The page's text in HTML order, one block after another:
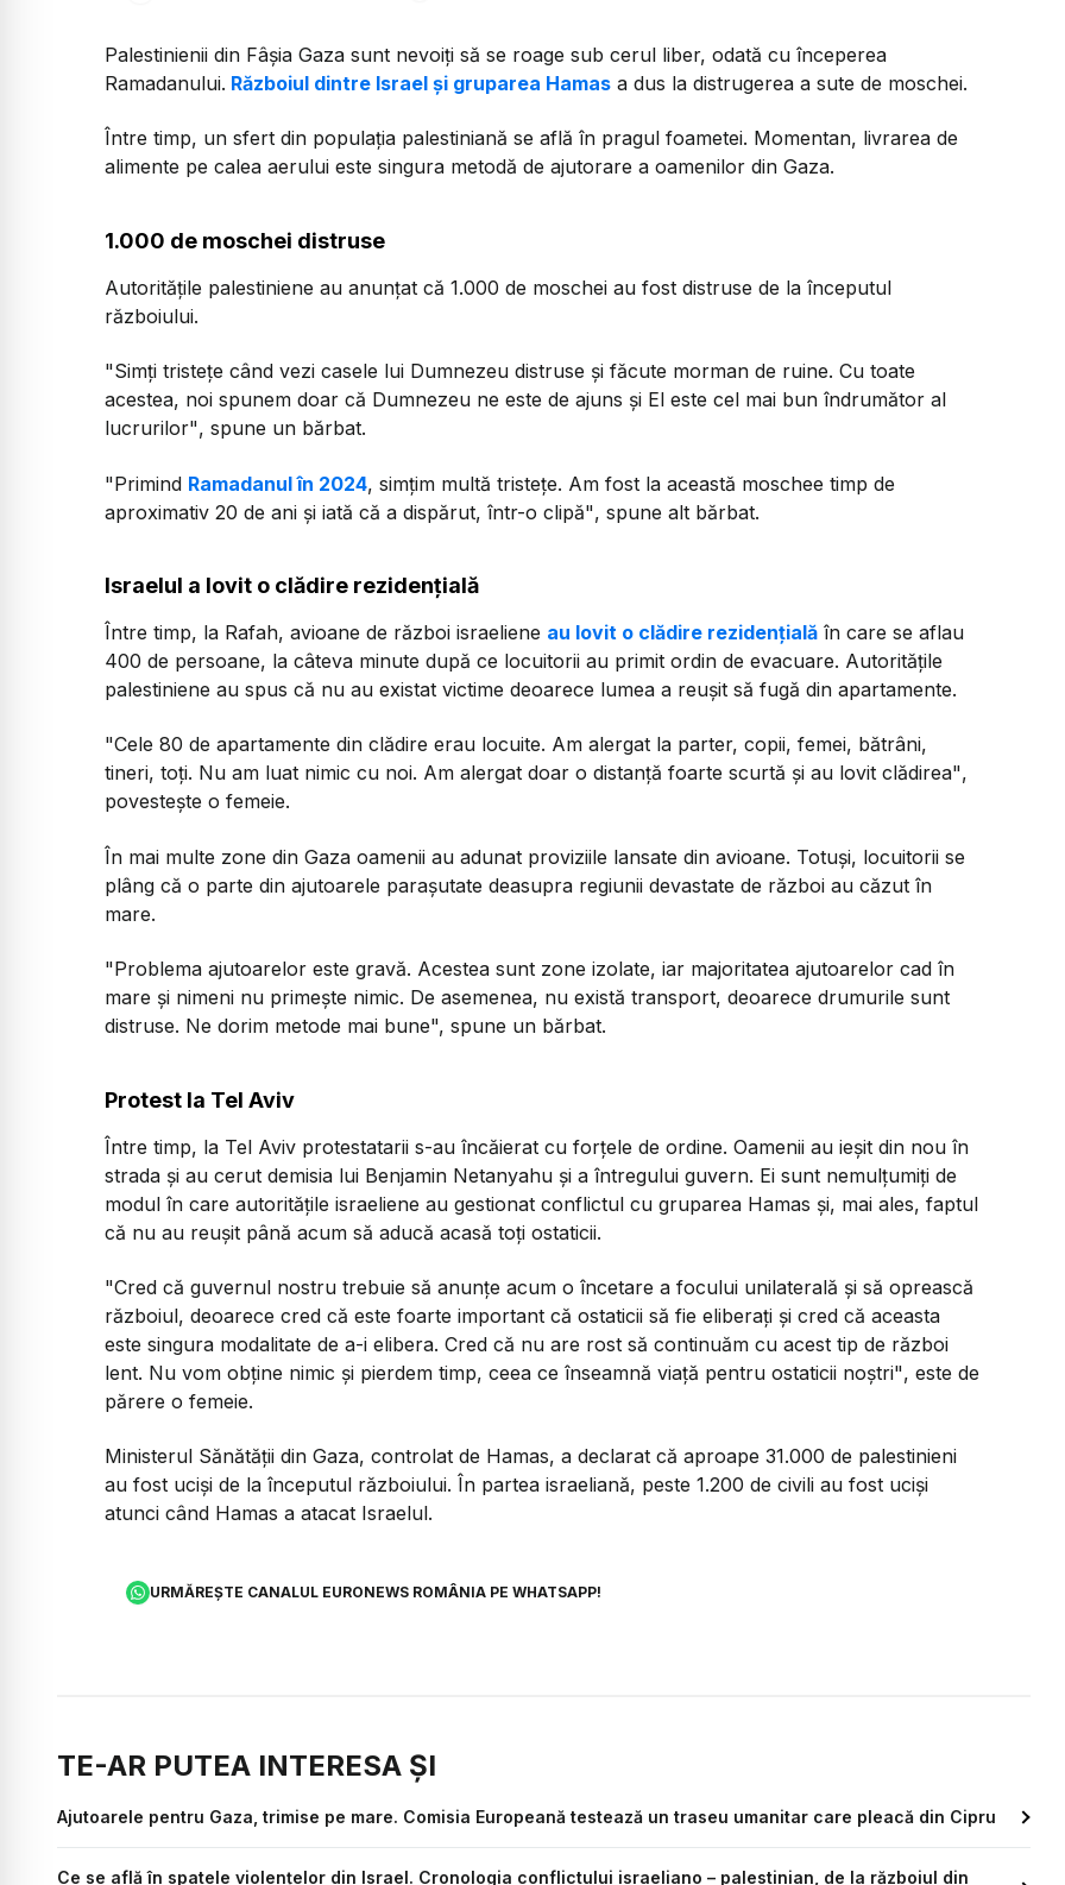
Palestinienii din Fâșia Gaza sunt nevoiți să se roage sub cerul liber, odată cu începerea
Ramadanului. Războiul dintre Israel și gruparea Hamas a dus la distrugerea a sute de moschei.
Între timp, un sfert din populația palestiniană se află în pragul foametei. Momentan, livrarea de
alimente pe calea aerului este singura metodă de ajutorare a oamenilor din Gaza.
1.000 de moschei distruse
Autoritățile palestiniene au anunțat că 1.000 de moschei au fost distruse de la începutul
războiului.
"Simți tristețe când vezi casele lui Dumnezeu distruse și făcute morman de ruine. Cu toate
acestea, noi spunem doar că Dumnezeu ne este de ajuns și El este cel mai bun îndrumător al
lucrurilor", spune un bărbat.
"Primind Ramadanul în 2024, simțim multă tristețe. Am fost la această moschee timp de
aproximativ 20 de ani și iată că a dispărut, într-o clipă", spune alt bărbat.
Israelul a lovit o clădire rezidențială
Între timp, la Rafah, avioane de război israeliene au lovit o clădire rezidențială în care se aflau
400 de persoane, la câteva minute după ce locuitorii au primit ordin de evacuare. Autoritățile
palestiniene au spus că nu au existat victime deoarece lumea a reușit să fugă din apartamente.
"Cele 80 de apartamente din clădire erau locuite. Am alergat la parter, copii, femei, bătrâni,
tineri, toți. Nu am luat nimic cu noi. Am alergat doar o distanță foarte scurtă și au lovit clădirea",
povestește o femeie.
În mai multe zone din Gaza oamenii au adunat proviziile lansate din avioane. Totuși, locuitorii se
plâng că o parte din ajutoarele parașutate deasupra regiunii devastate de război au căzut în
mare.
"Problema ajutoarelor este gravă. Acestea sunt zone izolate, iar majoritatea ajutoarelor cad în
mare și nimeni nu primește nimic. De asemenea, nu există transport, deoarece drumurile sunt
distruse. Ne dorim metode mai bune", spune un bărbat.
Protest la Tel Aviv
Între timp, la Tel Aviv protestatarii s-au încăierat cu forțele de ordine. Oamenii au ieșit din nou în
strada și au cerut demisia lui Benjamin Netanyahu și a întregului guvern. Ei sunt nemulțumiți de
modul în care autoritățile israeliene au gestionat conflictul cu gruparea Hamas și, mai ales, faptul
că nu au reușit până acum să aducă acasă toți ostaticii.
"Cred că guvernul nostru trebuie să anunțe acum o încetare a focului unilaterală și să oprească
războiul, deoarece cred că este foarte important că ostaticii să fie eliberați și cred că aceasta
este singura modalitate de a-i elibera. Cred că nu are rost să continuăm cu acest tip de război
lent. Nu vom obține nimic și pierdem timp, ceea ce înseamnă viață pentru ostaticii noștri", este de
părere o femeie.
Ministerul Sănătății din Gaza, controlat de Hamas, a declarat că aproape 31.000 de palestinieni
au fost uciși de la începutul războiului. În partea israeliană, peste 1.200 de civili au fost uciși
atunci când Hamas a atacat Israelul.
URMĂREȘTE CANALUL EURONEWS ROMÂNIA PE WHATSAPP!
TE-AR PUTEA INTERESA ȘI
Ajutoarele pentru Gaza, trimise pe mare. Comisia Europeană testează un traseu umanitar care pleacă din Cipru
Ce se află în spatele violențelor din Israel. Cronologia conflictului israeliano – palestinian, de la războiul din